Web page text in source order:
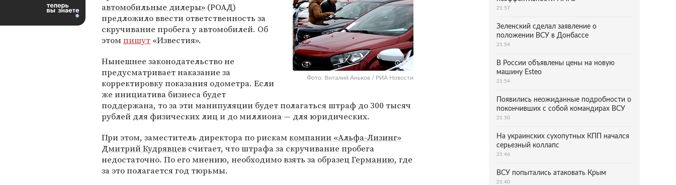
Фото: Виталий Аньков / РИА Новости
автомобильные дилеры» (РОАД)
предложило ввести ответственность за
скручивание пробега у автомобилей. Об
этомпишут «Известия».
Нынешнее законодательство не
предусматривает наказание за
корректировку показания одометра. Если
же инициатива бизнеса будет
поддержана, то за эти манипуляции будет полагаться штраф до 300 тысяч
рублей для физических лиц и до миллиона — для юридических.
При этом, заместитель директора по рискамкомпании «Альфа-Лизинг»
Дмитрий Кудрявцев считает, что штрафа за скручивание пробега
недостаточно. По его мнению, необходимо взять за образец Германию, где
за это полагается год тюрьмы.
21:57
Зеленский сделал заявление о
положении ВСУ в Донбассе
21:54
В России объявлены цены на новую
машину Esteo
21:54
Появились неожиданные подробности о
покончивших с собой командирах ВСУ
21:50
На украинских сухопутных КПП начался
серьезный коллапс
21:46
ВСУ попытались атаковать Крым
21:40